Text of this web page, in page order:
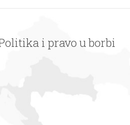
i pravo u borbi